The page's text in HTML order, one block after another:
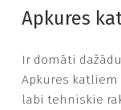
Apkures
Ir domāti
Apkures katliem
labi tehniskie